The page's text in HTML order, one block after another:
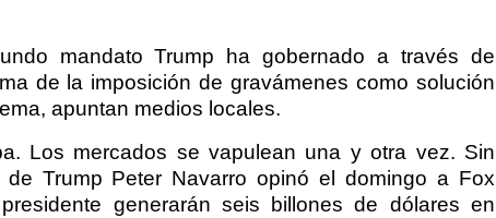
mandato Trump ha gobernado a través de
de la imposición de gravámenes como solución
apuntan medios locales.
Los mercados se vapulean una y otra vez. Sin
Trump Peter Navarro opinó el domingo a Fox
generarán seis billones de dólares en